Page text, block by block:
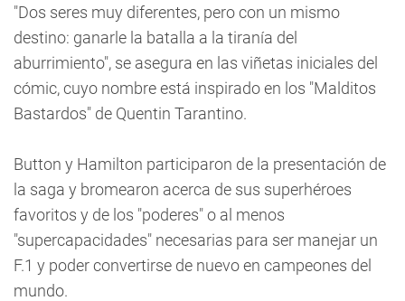
"Dos seres muy diferentes, pero con un mismo
destino: ganarle la batalla a la tiranía del
aburrimiento", se asegura en las viñetas iniciales del
cómic, cuyo nombre está inspirado en los "Malditos
Bastardos" de Quentin Tarantino.
Button y Hamilton participaron de la presentación de
la saga y bromearon acerca de sus superhéroes
favoritos y de los "poderes" o al menos
"supercapacidades" necesarias para ser manejar un
F.1 y poder convertirse de nuevo en campeones del
mundo.